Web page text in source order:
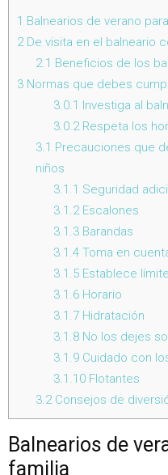
1 Balnearios de verano
2De visita en el balneario
2.1 Beneficios de los
3 Normas que debes
3.0.1 Investiga al
3.0.2Respeta los
3.1 Precauciones que
niños
3.1.1 Seguridad
3.1.2Escalones
3.1.3 Barandas
3.1.4 Toma en
3.1.5 Establece
3.1.6 Horario
3.1.7 Hidratación
3.1.8 No los dejes
3.1.9 Cuidado con
3.1.10 Flotantes
3.2Consejos de
Balnearios de
familia